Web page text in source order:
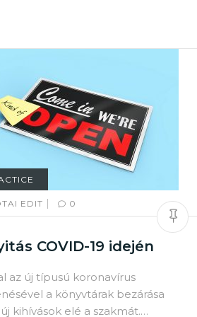
EDIT | 0
COVID-19 idején
az új típusú koronavírus
a könyvtárak bezárása
kihívások elé a szakmát.…